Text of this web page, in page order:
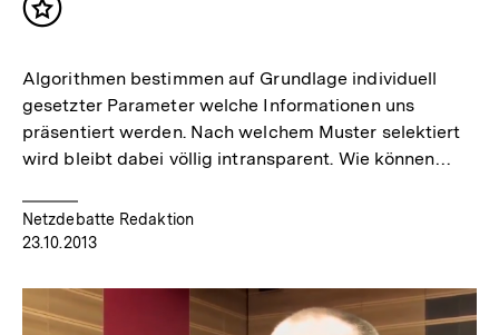
Inhalt
Algorithmen bestimmen auf Grundlage individuell
gesetzter Parameter welche Informationen uns
präsentiert werden. Nach welchem Muster selektiert
wird bleibt dabei völlig intransparent. Wie können…
Netzdebatte Redaktion
23.10.2013